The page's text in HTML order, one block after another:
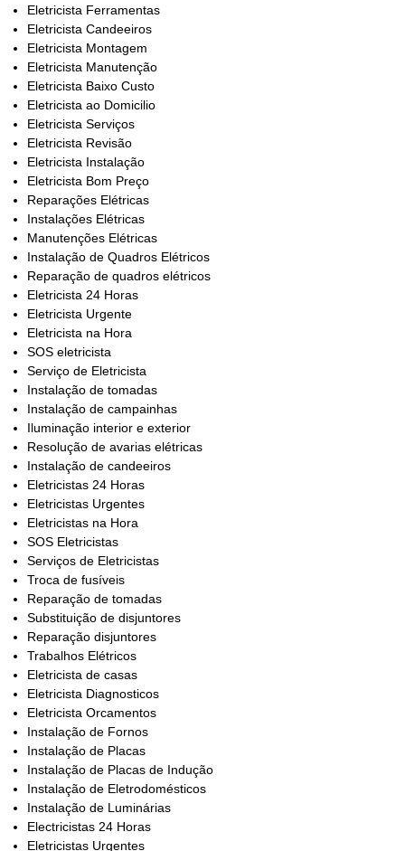
Eletricista Ferramentas
Eletricista Candeeiros
Eletricista Montagem
Eletricista Manutenção
Eletricista Baixo Custo
Eletricista ao Domicilio
Eletricista Serviços
Eletricista Revisão
Eletricista Instalação
Eletricista Bom Preço
Reparações Elétricas
Instalações Elétricas
Manutenções Elétricas
Instalação de Quadros Elétricos
Reparação de quadros elétricos
Eletricista 24 Horas
Eletricista Urgente
Eletricista na Hora
SOS eletricista
Serviço de Eletricista
Instalação de tomadas
Instalação de campainhas
Iluminação interior e exterior
Resolução de avarias elétricas
Instalação de candeeiros
Eletricistas 24 Horas
Eletricistas Urgentes
Eletricistas na Hora
SOS Eletricistas
Serviços de Eletricistas
Troca de fusíveis
Reparação de tomadas
Substituição de disjuntores
Reparação disjuntores
Trabalhos Elétricos
Eletricista de casas
Eletricista Diagnosticos
Eletricista Orcamentos
Instalação de Fornos
Instalação de Placas
Instalação de Placas de Indução
Instalação de Eletrodomésticos
Instalação de Luminárias
Electricistas 24 Horas
Eletricistas Urgentes